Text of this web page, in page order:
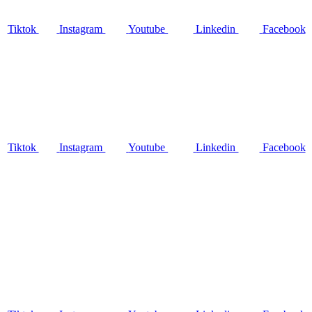
Tiktok Instagram Youtube Linkedin Facebook
Tiktok Instagram Youtube Linkedin Facebook